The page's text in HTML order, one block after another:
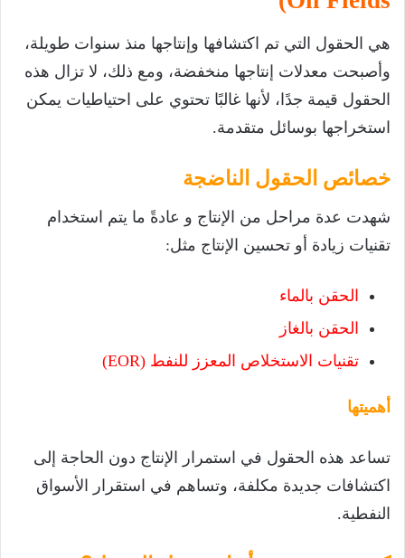
هي الحقول التي تم اكتشافها وإنتاجها منذ سنوات طويلة،
وأصبحت معدلات إنتاجها منخفضة، ومع ذلك، لا تزال هذه
الحقول قيمة جدًا، لأنها غالبًا تحتوي على احتياطيات يمكن
استخراجها بوسائل متقدمة.
خصائص الحقول الناضجة
شهدت عدة مراحل من الإنتاج و عادةً ما يتم استخدام
تقنيات زيادة أو تحسين الإنتاج مثل:
الحقن بالماء
الحقن بالغاز
تقنيات الاستخلاص المعزز للنفط (EOR)
أهميتها
تساعد هذه الحقول في استمرار الإنتاج دون الحاجة إلى
اكتشافات جديدة مكلفة، وتساهم في استقرار الأسواق
النفطية.